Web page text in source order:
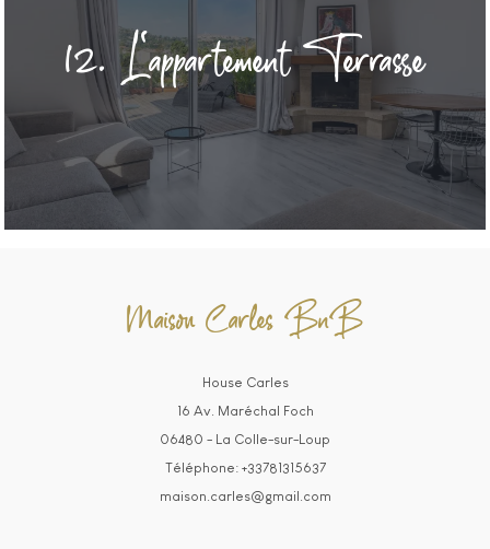
12. L'appartement Terrasse
Maison Carles BnB
House Carles
16 Av. Maréchal Foch
06480 - La Colle-sur-Loup
Téléphone: +33781315637
maison.carles@gmail.com